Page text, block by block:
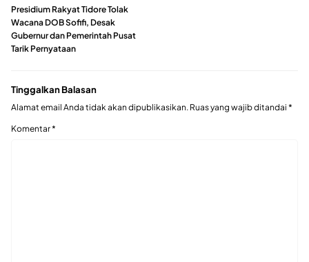
Presidium Rakyat Tidore Tolak
Wacana DOB Sofifi, Desak
Gubernur dan Pemerintah Pusat
Tarik Pernyataan
Tinggalkan Balasan
Alamat email Anda tidak akan dipublikasikan. Ruas yang wajib ditandai *
Komentar*